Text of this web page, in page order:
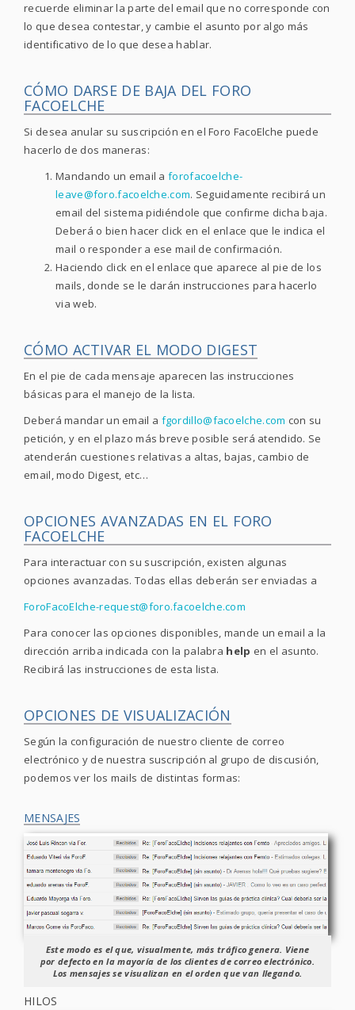
recuerde eliminar la parte del email que no corresponde con
lo que desea contestar, y cambie el asunto por algo más
identificativo de lo que desea hablar.
CÓMO DARSE DE BAJA DEL FORO
FACOELCHE
Si desea anular su suscripción en el Foro FacoElche puede
hacerlo de dos maneras:
Mandando un email aforofacoelche-
leave@foro.facoelche.com. Seguidamente recibirá un
email del sistema pidiéndole que confirme dicha baja.
Deberá o bien hacer click en el enlace que le indica el
mail o responder a ese mail de confirmación.
Haciendo click en el enlace que aparece al pie de los
mails, donde se le darán instrucciones para hacerlo
via web.
CÓMO ACTIVAR EL MODO DIGEST
En el pie de cada mensaje aparecen las instrucciones
básicas para el manejo de la lista.
Deberá mandar un email a fgordillo@facoelche.com con su
petición, y en el plazo más breve posible será atendido. Se
atenderán cuestiones relativas a altas, bajas, cambio de
email, modo Digest, etc…
OPCIONES AVANZADAS EN EL FORO
FACOELCHE
Para interactuar con su suscripción, existen algunas
opciones avanzadas. Todas ellas deberán ser enviadas a
ForoFacoElche-request@foro.facoelche.com
Para conocer las opciones disponibles, mande un email a la
dirección arriba indicada con la palabra help en el asunto.
Recibirá las instrucciones de esta lista.
OPCIONES DE VISUALIZACIÓN
Según la configuración de nuestro cliente de correo
electrónico y de nuestra suscripción al grupo de discusión,
podemos ver los mails de distintas formas:
MENSAJES
Este modo es el que, visualmente, más tráfico genera. Viene
por defecto en la mayoría de los clientes de correo electrónico.
Los mensajes se visualizan en el orden que van llegando.
HILOS